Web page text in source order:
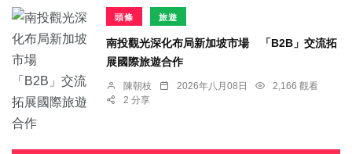
頭條 旅遊
南投觀光深化布局新加坡市場 「B2B」交流拓
展國際旅遊合作
陳朝枝 2026年八月08日
2,166 觀看
2 分享